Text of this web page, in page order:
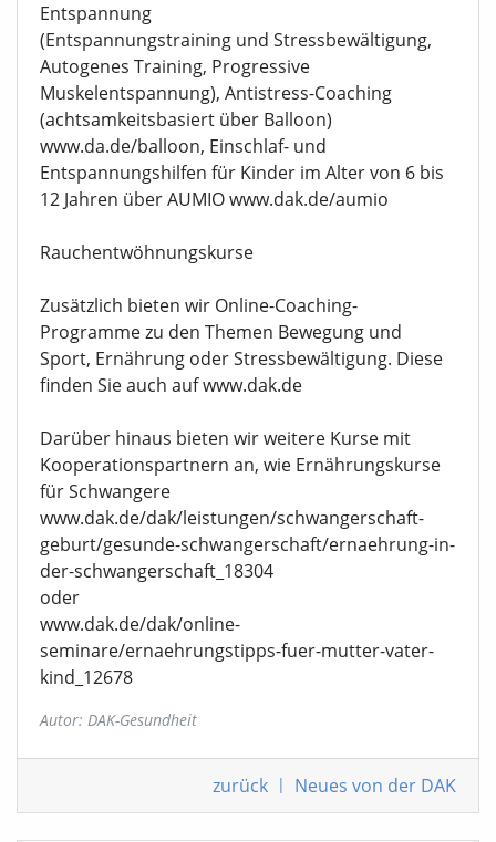
Entspannung
(Entspannungstraining und Stressbewältigung,
Autogenes Training, Progressive
Muskelentspannung), Antistress-Coaching
(achtsamkeitsbasiert über Balloon)
www.da.de/balloon, Einschlaf- und
Entspannungshilfen für Kinder im Alter von 6 bis
12 Jahren über AUMIO www.dak.de/aumio
Rauchentwöhnungskurse
Zusätzlich bieten wir Online-Coaching-
Programme zu den Themen Bewegung und
Sport, Ernährung oder Stressbewältigung. Diese
finden Sie auch auf www.dak.de
Darüber hinaus bieten wir weitere Kurse mit
Kooperationspartnern an, wie Ernährungskurse
für Schwangere
www.dak.de/dak/leistungen/schwangerschaft-
geburt/gesunde-schwangerschaft/ernaehrung-in-
der-schwangerschaft_18304
oder
www.dak.de/dak/online-
seminare/ernaehrungstipps-fuer-mutter-vater-
kind_12678
Autor: DAK-Gesundheit
zurück | Neues von der DAK